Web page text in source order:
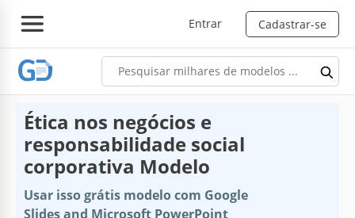
Entrar Cadastrar-se
Ética nos negócios e
responsabilidade social
corporativa Modelo
Usar isso grátis modelo com Google
Slides and Microsoft PowerPoint